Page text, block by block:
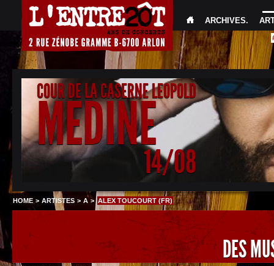
ARCHIVES.
COUR DE LA CASERNE LEOPOLD
MEDINE
14/08
HOME > ARTISTES > A > ALEX TOUCOURT (FR)
DES